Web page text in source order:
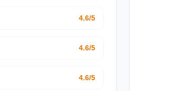
4.6/5
4.6/5
4.6/5